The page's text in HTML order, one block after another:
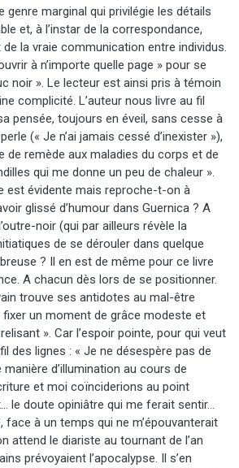
genre marginal qui privilégie les détails
et, à l’instar de la correspondance,
la vraie communication entre individus.
à n’importe quelle page » pour se
noir ». Le lecteur est ainsi pris à témoin
complicité. L’auteur nous livre au fil
pensée, toujours en éveil, sans cesse à
(« Je n’ai jamais cessé d’inexister »),
de remède aux maladies du corps et de
qui me donne un peu de chaleur ».
est évidente mais reproche-t-on à
glissé d’humour dans Guernica ? A
noir (qui par ailleurs révèle la
de se dérouler dans quelque
? Il en est de même pour ce livre
A chacun dès lors de se positionner.
trouve ses antidotes au mal-être
fixer un moment de grâce modeste et
». Car l’espoir pointe, pour qui veut
des lignes : « Je ne désespère pas de
d’illumination au cours de
et moi coïnciderions au point
le doute opiniâtre qui me ferait sentir…
à un temps qui ne m’épouvanterait
attend le diariste au tournant de l’an
prévoyaient l’apocalypse. Il s’en